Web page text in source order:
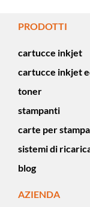
PRODOTTI
cartucce inkjet
cartucce inkjet
toner
stampanti
carte per
sistemi di
blog
AZIENDA